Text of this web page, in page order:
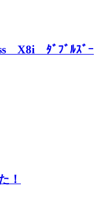
X8i ﾀﾞﾌﾞﾙｽﾞｰ
！